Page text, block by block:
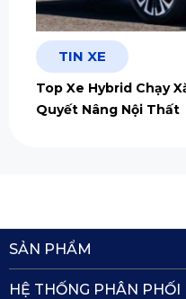
TIN XE
Top Xe Hybrid Chạy
Quyết Nâng Nội Thất
SẢN PHẨM
HỆ THỐNG PHÂN PHỐI